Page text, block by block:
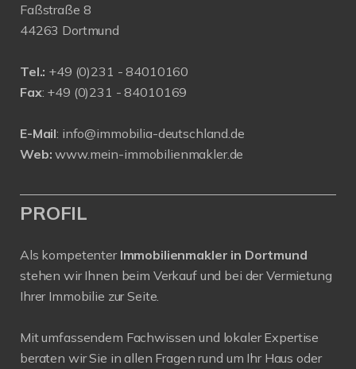
Faßstraße 8
44263 Dortmund
Tel.: +49 (0)231 - 84010160
Fax: +49 (0)231 - 84010169
E-Mail: info@immobilia-deutschland.de
Web: www.mein-immobilienmakler.de
PROFIL
Als kompetenter Immobilienmakler in Dortmund
stehen wir Ihnen beim Verkauf und bei der Vermietung
Ihrer Immobilie zur Seite.
Mit umfassendem Fachwissen und lokaler Expertise
beraten wir Sie in allen Fragen rund um Ihr Haus oder